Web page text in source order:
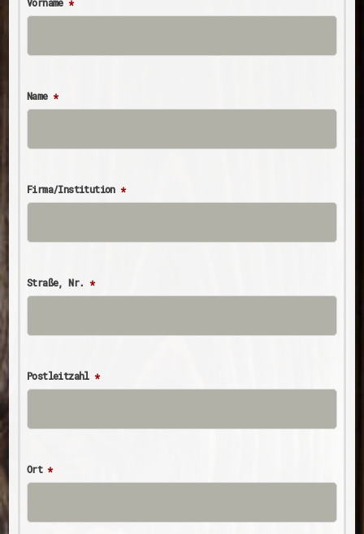
Vorname*
Name*
Firma/Institution*
Straße, Nr. *
Postleitzahl*
Ort*